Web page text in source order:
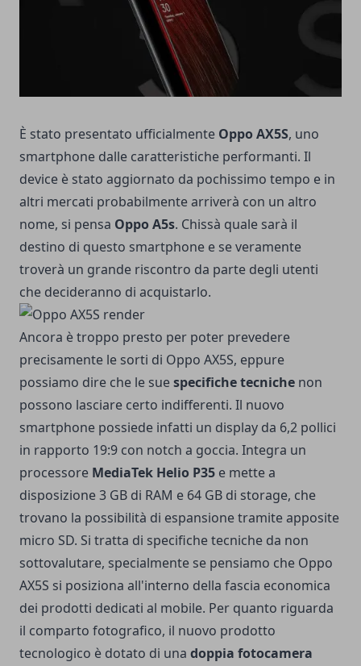
È stato presentato ufficialmente Oppo AX5S, uno
smartphone dalle caratteristiche performanti. Il
device è stato aggiornato da pochissimo tempo e in
altri mercati probabilmente arriverà con un altro
nome, si pensa Oppo A5s. Chissà quale sarà il
destino di questo smartphone e se veramente
troverà un grande riscontro da parte degli utenti
che decideranno di acquistarlo.
Ancora è troppo presto per poter prevedere
precisamente le sorti di Oppo AX5S, eppure
possiamo dire che le suespecifiche tecniche non
possono lasciare certo indifferenti. Il nuovo
smartphone possiede infatti un display da 6,2 pollici
in rapporto 19:9 con notch a goccia. Integra un
processore MediaTek Helio P35 e mette a
disposizione 3 GB di RAM e 64 GB di storage, che
trovano la possibilità di espansione tramite apposite
micro SD. Si tratta di specifiche tecniche da non
sottovalutare, specialmente se pensiamo che Oppo
AX5S si posiziona all'interno della fascia economica
dei prodotti dedicati al mobile. Per quanto riguarda
il comparto fotografico, il nuovo prodotto
tecnologico è dotato di una doppia fotocamera